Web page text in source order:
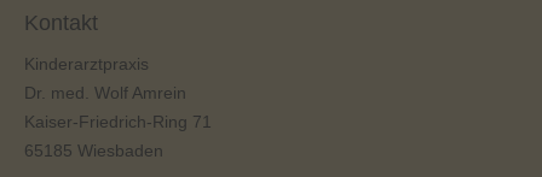
Kontakt
Kinderarztpraxis
Dr. med. Wolf Amrein
Kaiser-Friedrich-Ring 71
65185 Wiesbaden